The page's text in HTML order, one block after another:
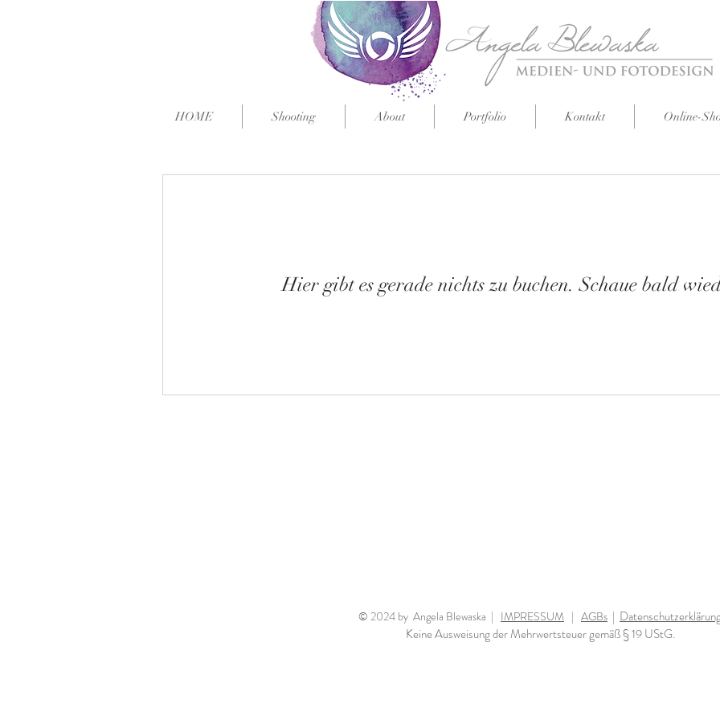
HOME Shooting About Portfolio Kontakt Online-
Hier gibt es gerade nichts zu buchen. Schaue bald
© 2024 by Angela Blewaska | IMPRESSUM | AGBs |
Keine Ausweisung der Mehrwertsteuer gemäß § 19 UStG.